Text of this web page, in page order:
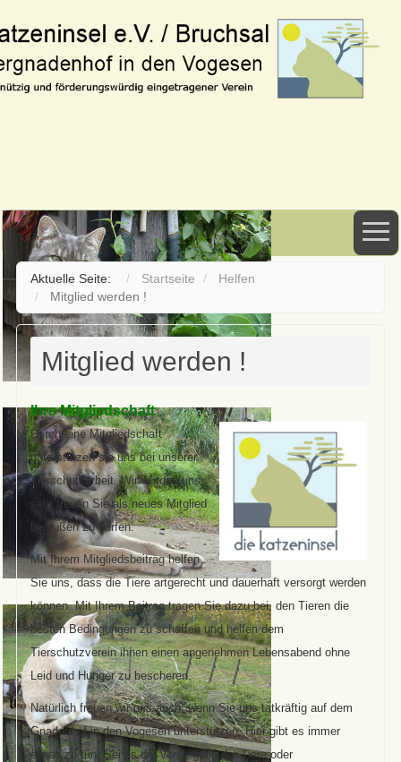
Aktuelle Seite: Startseite
Helfen
Mitglied werden !
Mitglied werden !
Ihre Mitgliedschaft
Durch eine Mitgliedschaft
unterstützen sie uns bei unserer
Tierschutzarbeit. Wir würden uns
sehr freuen Sie als neues Mitglied
begrüßen zu dürfen.
Mit Ihrem Mitgliedsbeitrag helfen
Sie uns, dass die Tiere artgerecht und dauerhaft versorgt werden
können. Mit Ihrem Beitrag tragen Sie dazu bei, den Tieren die
besten Bedingungen zu schaffen und helfen dem
Tierschutzverein ihnen einen angenehmen Lebensabend ohne
Leid und Hunger zu bescheren.
Natürlich freuen wir uns auch, wenn Sie uns tatkräftig auf dem
Gnadenhof in den Vogesen unterstützen. Hier gibt es immer
etwas zu tun. Sei es die Versorgung der Tiere oder